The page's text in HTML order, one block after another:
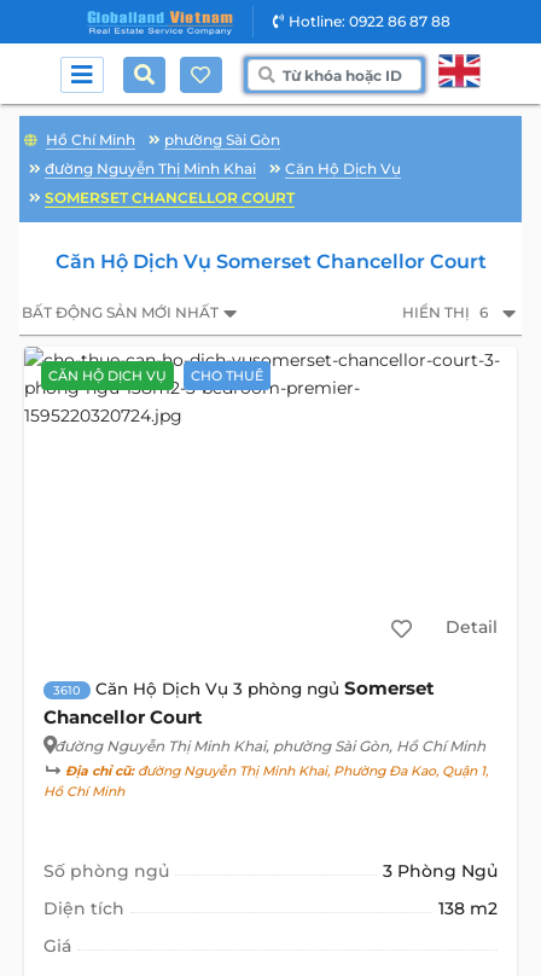
Hotline: 0922 86 87 88
Hồ Chí Minh
phường Sài Gòn
đường Nguyễn Thị Minh Khai
Căn Hộ Dịch Vụ
SOMERSET CHANCELLOR COURT
Căn Hộ Dịch Vụ Somerset Chancellor Court
BẤT ĐỘNG SẢN MỚI NHẤT HIỂN THỊ 6
CĂN HỘ DỊCH VỤ CHO THUÊ
Detail
3610 Căn Hộ Dịch Vụ 3 phòng ngủ Somerset
Chancellor Court
đường Nguyễn Thị Minh Khai, phường Sài Gòn, Hồ Chí Minh
Địa chỉ cũ:đường Nguyễn Thị Minh Khai, Phường Đa Kao, Quận 1,
Hồ Chí Minh
Số phòng ngủ
3 Phòng Ngủ
Diện tích
138 m2
Giá